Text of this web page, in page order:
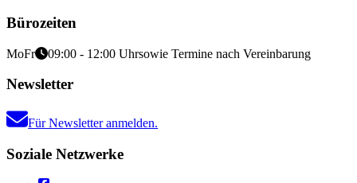
Bürozeiten
MoFr 09:00 - 12:00 Uhrsowie Termine nach Vereinbarung
Newsletter
Für Newsletter anmelden.
Soziale Netzwerke